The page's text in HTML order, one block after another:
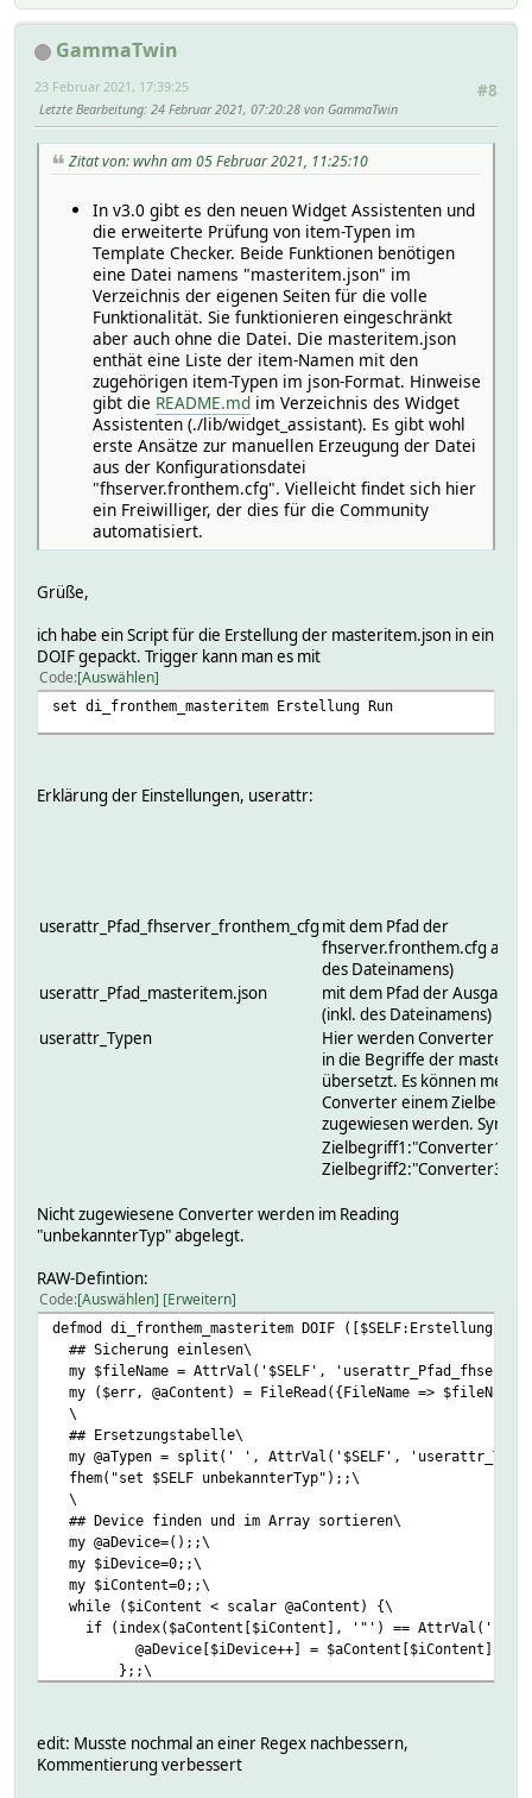
GammaTwin
#8
23 Februar 2021, 17:39:25
Letzte Bearbeitung: 24 Februar 2021, 07:20:28 von GammaTwin
Zitat von: wvhn am 05 Februar 2021, 11:25:10
In v3.0 gibt es den neuen Widget Assistenten und
die erweiterte Prüfung von item-Typen im
Template Checker. Beide Funktionen benötigen
eine Datei namens "masteritem.json" im
Verzeichnis der eigenen Seiten für die volle
Funktionalität. Sie funktionieren eingeschränkt
aber auch ohne die Datei. Die masteritem.json
enthät eine Liste der item-Namen mit den
zugehörigen item-Typen im json-Format. Hinweise
gibt die README.md im Verzeichnis des Widget
Assistenten (./lib/widget_assistant). Es gibt wohl
erste Ansätze zur manuellen Erzeugung der Datei
aus der Konfigurationsdatei
"fhserver.fronthem.cfg". Vielleicht findet sich hier
ein Freiwilliger, der dies für die Community
automatisiert.
Grüße,
ich habe ein Script für die Erstellung der masteritem.json in ein
DOIF gepackt. Trigger kann man es mit
Code Auswählen
set di_fronthem_masteritem Erstellung Run
Erklärung der Einstellungen, userattr:
userattr_Pfad_fhserver_fronthem_cfg mit dem Pfad der
fhserver.fronthem.cfg
des Dateinamens)
userattr_Pfad_masteritem.json
mit dem Pfad der Ausgabe
(inkl. des Dateinamens)
userattr_Typen
Hier werden Converter
in die Begriffe der
übersetzt. Es können
Converter einem Zielbegriff
zugewiesen werden. Syntax:
Zielbegriff2:"Converter3"
Nicht zugewiesene Converter werden im Reading
"unbekannterTyp" abgelegt.
RAW-Defintion:
Code Auswählen Erweitern
defmod di_fronthem_masteritem DOIF ([$SELF:Erstellung]
## Sicherung einlesen\
my $fileName = AttrVal('$SELF',
my ($err, @aContent) = FileRead({FileName =>
\
## Ersetzungstabelle\
my @aTypen = split(' ', AttrVal('$SELF',
fhem("set $SELF unbekannterTyp");;\
\
## Device finden und im Array sortieren\
my @aDevice=();;\
my $iDevice=0;;\
my $iContent=0;;\
while ($iContent < scalar @aContent) {\
if (index($aContent[$iContent], '"') ==
@aDevice[$iDevice++] = $aContent[$iContent];;\
};;\
@aDevice=sort {$a cmp $b} @aDevice;;\
## eigentlicher Vorgang\
edit: Musste nochmal an einer Regex nachbessern,
Kommentierung verbessert